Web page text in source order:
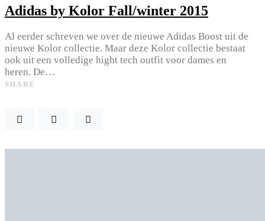
Adidas by Kolor Fall/winter 2015
Al eerder schreven we over de nieuwe Adidas Boost uit de
nieuwe Kolor collectie. Maar deze Kolor collectie bestaat
ook uit een volledige hight tech outfit voor dames en
heren. De…
SHARE